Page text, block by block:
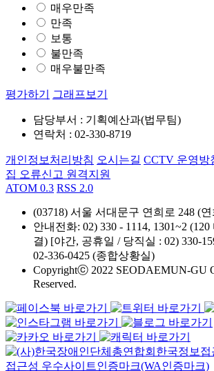
매우만족
만족
보통
불만족
매우불만족
평가하기 그래프보기
담당부서 : 기획예산과(법무팀)
연락처 : 02-330-8719
개인정보처리방침 오시는길 CCTV 운영방
집 오류신고 원격지원
ATOM 0.3 RSS 2.0
(03718) 서울 서대문구 연희로 248 (
안내전화: 02) 330 - 1114, 1301~2
결) [야간, 공휴일 / 당직실 : 02) 330-
02-336-0425 (종합상황실)
Copyrightⓒ 2022 SEODAEMUN-GU
Reserved.